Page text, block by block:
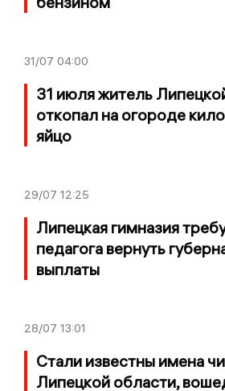
31/07 04:00
31 июля житель
откопал на огороде
яйцо
29/07 12:25
Липецкая гимназия
педагога вернуть
выплаты
28/07 13:01
Стали известны имена
Липецкой области,